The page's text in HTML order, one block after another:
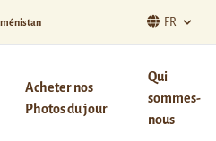
FR
Acheter nos
Photos du jour
Qui
sommes-
nous